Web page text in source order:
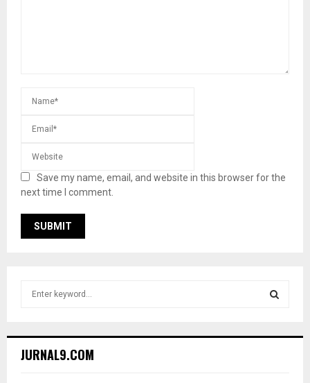
Save my name, email, and website in this browser for the
next time I comment.
h
JURNAL9.COM